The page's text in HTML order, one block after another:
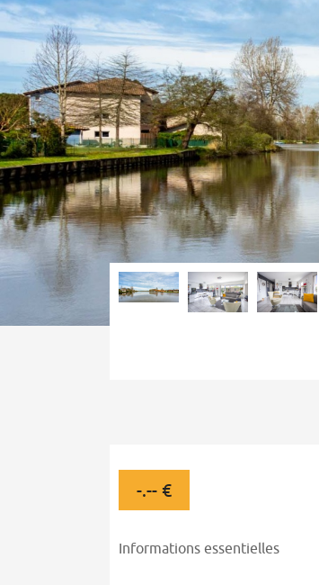
-.-- €
Informations essentielles